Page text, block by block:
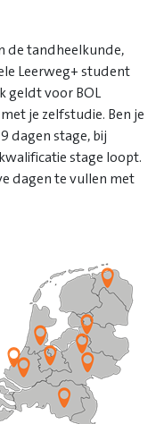
de tandheelkunde,
Leerweg+ student
geldt voor BOL
je zelfstudie. Ben je
dagen stage, bij
stage loopt.
dagen te vullen met